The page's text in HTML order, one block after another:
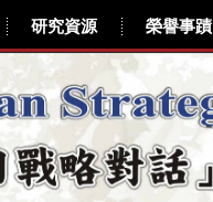
研究資源 榮譽事蹟